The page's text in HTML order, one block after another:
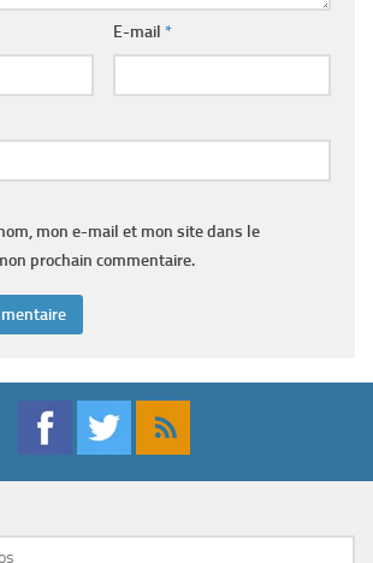
E-mail *
mon e-mail et mon site dans le
prochain commentaire.